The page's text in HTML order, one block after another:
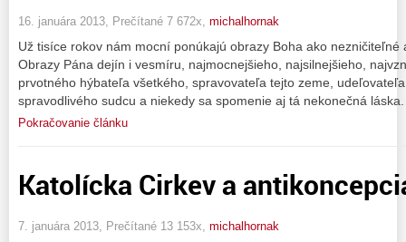
16. januára 2013, Prečítané 7 672x, michalhornak
Už tisíce rokov nám mocní ponúkajú obrazy Boha ako nezničiteľné
Obrazy Pána dejín i vesmíru, najmocnejšieho, najsilnejšieho,
prvotného hýbateľa všetkého, spravovateľa tejto zeme,
spravodlivého sudcu a niekedy sa spomenie aj tá nekonečná
Pokračovanie článku
Katolícka Cirkev a
7. januára 2013, Prečítané 13 153x, michalhornak